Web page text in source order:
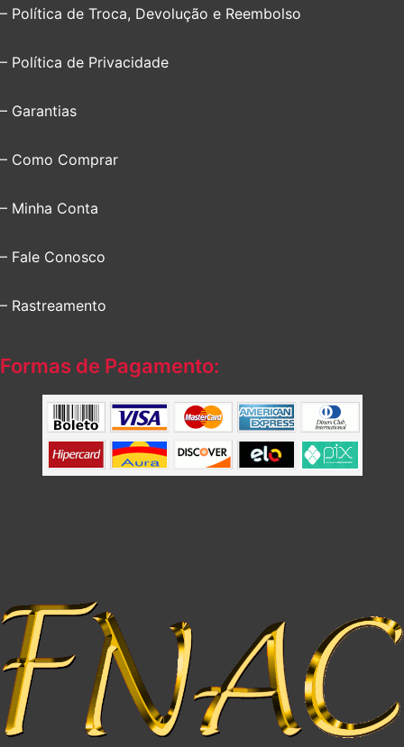
– Política de Troca, Devolução e Reembolso
– Política de Privacidade
– Garantias
– Como Comprar
– Minha Conta
– Fale Conosco
– Rastreamento
Formas de Pagamento: